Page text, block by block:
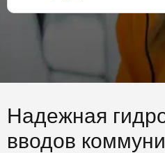
Надежная
вводов